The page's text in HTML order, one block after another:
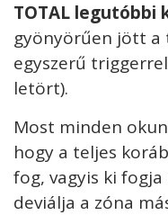
TOTAL legutóbbi
gyönyörűen jött a
egyszerű
letört).
Most minden
hogy a teljes
fog, vagyis ki
deviálja a zóna